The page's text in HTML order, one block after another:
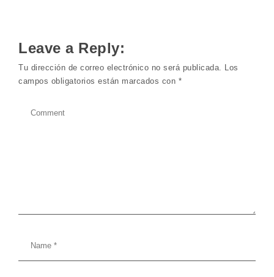
Leave a Reply:
Tu dirección de correo electrónico no será publicada. Los
campos obligatorios están marcados con *